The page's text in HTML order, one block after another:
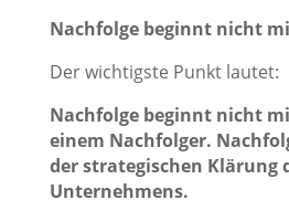
Nachfolge beginnt nicht
Der wichtigste Punkt lautet:
Nachfolge beginnt nicht
einem Nachfolger.
der strategischen Klärung
Unternehmens.